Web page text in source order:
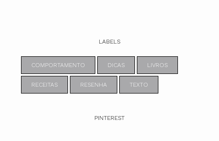
LABELS
COMPORTAMENTO DICAS LIVROS
RECEITAS RESENHA TEXTO
PINTEREST